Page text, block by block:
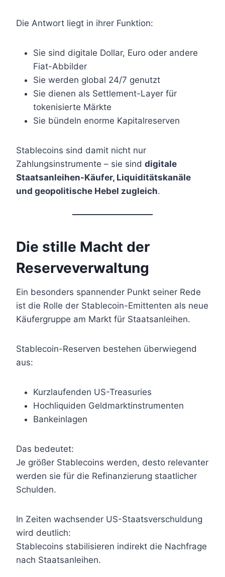
Die Antwort liegt in ihrer Funktion:
Sie sind digitale Dollar, Euro oder andere
Fiat-Abbilder
Sie werden global 24/7 genutzt
Sie dienen als Settlement-Layer für
tokenisierte Märkte
Sie bündeln enorme Kapitalreserven
Stablecoins sind damit nicht nur
Zahlungsinstrumente – sie sind digitale
Staatsanleihen-Käufer, Liquiditätskanäle
und geopolitische Hebel zugleich.
Die stille Macht der
Reserveverwaltung
Ein besonders spannender Punkt seiner Rede
ist die Rolle der Stablecoin-Emittenten als neue
Käufergruppe am Markt für Staatsanleihen.
Stablecoin-Reserven bestehen überwiegend
aus:
Kurzlaufenden US-Treasuries
Hochliquiden Geldmarktinstrumenten
Bankeinlagen
Das bedeutet:
Je größer Stablecoins werden, desto relevanter
werden sie für die Refinanzierung staatlicher
Schulden.
In Zeiten wachsender US-Staatsverschuldung
wird deutlich:
Stablecoins stabilisieren indirekt die Nachfrage
nach Staatsanleihen.